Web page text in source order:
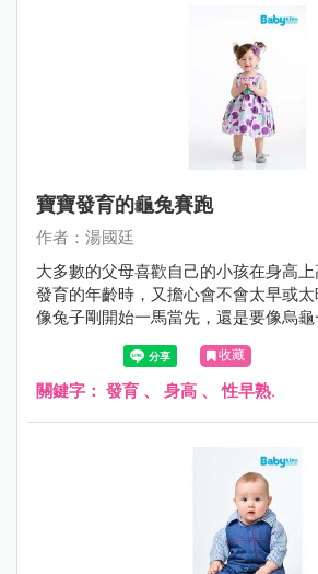
寶寶發育的龜兔賽跑
作者：湯國廷
大多數的父母喜歡自己的小孩在身高
發育的年齡時，又擔心會不會太早或
像兔子剛開始一馬當先，還是要像烏龜
問題時常困擾著父母。
收藏
關鍵字： 發育 、 身高 、性早熟.